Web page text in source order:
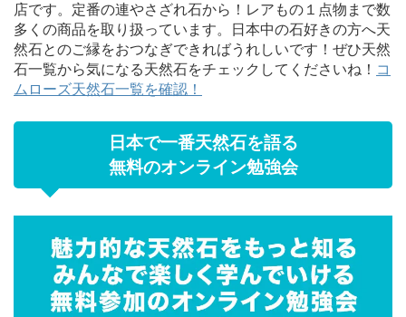
店です。定番の連やさざれ石から！レアもの１点物まで数
多くの商品を取り扱っています。日本中の石好きの方へ天
然石とのご縁をおつなぎできればうれしいです！ぜひ天然
石一覧から気になる天然石をチェックしてくださいね！ コ
ムローズ天然石一覧を確認！
日本で一番天然石を語る
無料のオンライン勉強会